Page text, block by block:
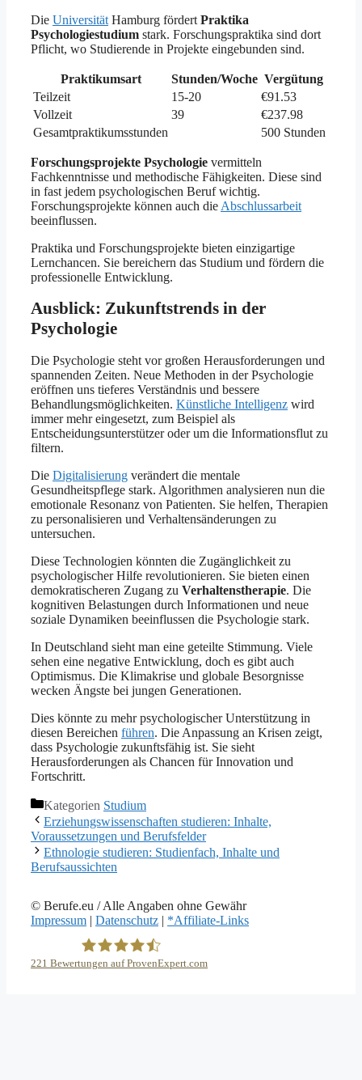
Die Universität Hamburg fördert Praktika
Psychologiestudium stark. Forschungspraktika sind dort
Pflicht, wo Studierende in Projekte eingebunden sind.
Praktikumsart Stunden/Woche Vergütung
Teilzeit
15-20
€91.53
Vollzeit
39
€237.98
Gesamtpraktikumsstunden
500 Stunden
Forschungsprojekte Psychologie vermitteln
Fachkenntnisse und methodische Fähigkeiten. Diese sind
in fast jedem psychologischen Beruf wichtig.
Forschungsprojekte können auch die Abschlussarbeit
beeinflussen.
Praktika und Forschungsprojekte bieten einzigartige
Lernchancen. Sie bereichern das Studium und fördern die
professionelle Entwicklung.
Ausblick: Zukunftstrends in der
Psychologie
Die Psychologie steht vor großen Herausforderungen und
spannenden Zeiten. Neue Methoden in der Psychologie
eröffnen uns tieferes Verständnis und bessere
Behandlungsmöglichkeiten. Künstliche Intelligenz wird
immer mehr eingesetzt, zum Beispiel als
Entscheidungsunterstützer oder um die Informationsflut zu
filtern.
Die Digitalisierung verändert die mentale
Gesundheitspflege stark. Algorithmen analysieren nun die
emotionale Resonanz von Patienten. Sie helfen, Therapien
zu personalisieren und Verhaltensänderungen zu
untersuchen.
Diese Technologien könnten die Zugänglichkeit zu
psychologischer Hilfe revolutionieren. Sie bieten einen
demokratischeren Zugang zu Verhaltenstherapie. Die
kognitiven Belastungen durch Informationen und neue
soziale Dynamiken beeinflussen die Psychologie stark.
In Deutschland sieht man eine geteilte Stimmung. Viele
sehen eine negative Entwicklung, doch es gibt auch
Optimismus. Die Klimakrise und globale Besorgnisse
wecken Ängste bei jungen Generationen.
Dies könnte zu mehr psychologischer Unterstützung in
diesen Bereichen führen. Die Anpassung an Krisen zeigt,
dass Psychologie zukunftsfähig ist. Sie sieht
Herausforderungen als Chancen für Innovation und
Fortschritt.
Kategorien Studium
Erziehungswissenschaften studieren: Inhalte,
Voraussetzungen und Berufsfelder
Ethnologie studieren: Studienfach, Inhalte und
Berufsaussichten
© Berufe.eu / Alle Angaben ohne Gewähr
Impressum | Datenschutz | *Affiliate-Links
221 Bewertungen auf ProvenExpert.com